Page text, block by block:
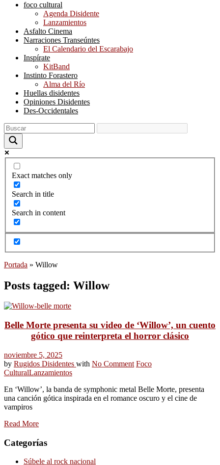
foco cultural
Agenda Disidente
Lanzamientos
Asfalto Cinema
Narraciones Transeúntes
El Calendario del Escarabajo
Inspírate
KitBand
Instinto Forastero
Alma del Río
Huellas disidentes
Opiniones Disidentes
Des-Occidentales
Exact matches only
Search in title
Search in content
Portada » Willow
Posts tagged: Willow
Belle Morte presenta su video de ‘Willow’, un cuento
gótico que reinterpreta el horror clásico
noviembre 5, 2025
by Rugidos Disidentes with No Comment Foco
CulturalLanzamientos
En ‘Willow’, la banda de symphonic metal Belle Morte, presenta
una canción gótica inspirada en el romance oscuro y el cine de
vampiros
Read More
Categorías
Súbele al rock nacional